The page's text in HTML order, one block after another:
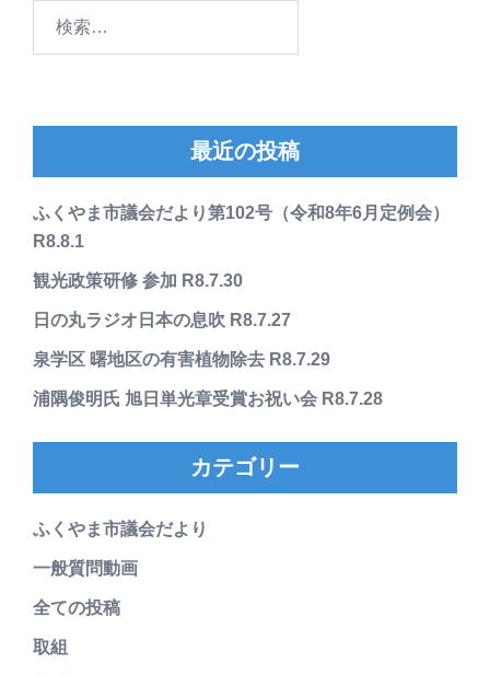
最近の投稿
ふくやま市議会だより第102号（令和8年6月定例会）
R8.8.1
観光政策研修 参加 R8.7.30
日の丸ラジオ日本の息吹 R8.7.27
泉学区 曙地区の有害植物除去 R8.7.29
浦隅俊明氏 旭日単光章受賞お祝い会 R8.7.28
カテゴリー
ふくやま市議会だより
一般質問動画
全ての投稿
取組